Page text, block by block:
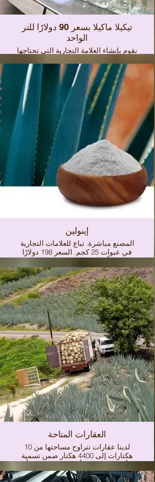
تيكيلا ماكيلا بسعر 90 دولارًا للتر
الواحد
نقوم بإنشاء العلامة التجارية التي تحتاجها
ومتوسطة ومنخفضة النطاق مع ملف
تعريف النكهة في أنظمة التصنيع المختلفة
ومع الثراء الكحولي الذي يطلبه السوق
الخاص بك، سواء كان وطنيًا أو دوليًا،
وتصميم الزجاجة، والملصقات، والغطاء،
والملصقات ، نقوم بالتسليم بأختام SAT
إلى 3400 دولارًا بيزو. نحن نخدم الطلبات
الدولية مع المتطلبات التنظيمية لكل بلد.
إينولين
المصنع مباشرة. تباع للعلامات التجارية
في عبوات 25 كجم. السعر 198 دولارًا
للمنتج في الرابط التالي:
العقارات المتاحة
لدينا عقارات تتراوح مساحتها من 10
هكتارات إلى 4400 هكتار ضمن تسمية
MEZCAL. لزراعة الصبار الأزرق في